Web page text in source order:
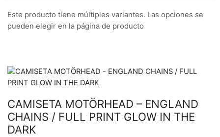
Este producto tiene múltiples variantes. Las opciones se
pueden elegir en la página de producto
CAMISETA MOTÖRHEAD – ENGLAND
CHAINS / FULL PRINT GLOW IN THE
DARK